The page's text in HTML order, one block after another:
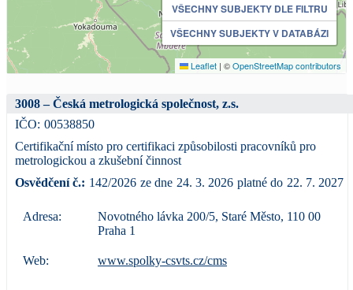
VŠECHNY SUBJEKTY DLE FILTRU
VŠECHNY SUBJEKTY V DATABÁZI
Leaflet | ©OpenStreetMap contributors
3008 – Česká metrologická společnost, z.s.
IČO: 00538850
Certifikační místo pro certifikaci způsobilosti pracovníků pro
metrologickou a zkušební činnost
Osvědčení č.: 142/2026 ze dne 24. 3. 2026 platné do 22. 7. 2027
Adresa:
Novotného lávka 200/5, Staré Město, 110 00
Praha 1
Web: www.spolky-csvts.cz/cms